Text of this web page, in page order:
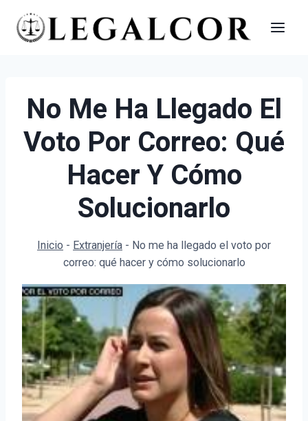
Saltar
No Me Ha Llegado El
Voto Por Correo: Qué
Hacer Y Cómo
Solucionarlo
Inicio - Extranjería - No me ha llegado el voto por
correo: qué hacer y cómo solucionarlo